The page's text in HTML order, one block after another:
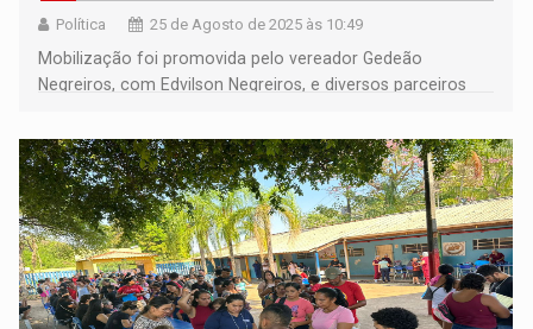
Política 25 de Agosto de 2025 às 10:49
Mobilização foi promovida pelo vereador Gedeão
Negreiros, com Edvilson Negreiros, e diversos parceiros